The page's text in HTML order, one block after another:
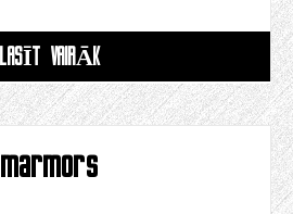
LASĪT VAIRĀK
marmors